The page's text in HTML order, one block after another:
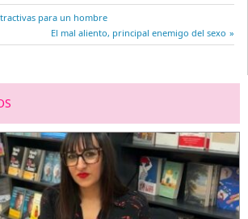
para un hombre
Entrada
siguiente:
El mal aliento, principal enemigo del sexo